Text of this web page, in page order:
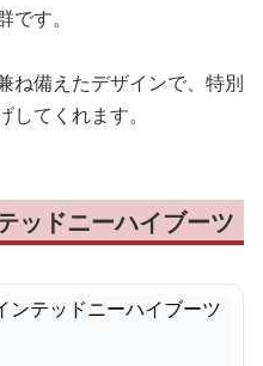
す。
ね備えたデザインで、特別
てくれます。
ッドニーハイブーツ